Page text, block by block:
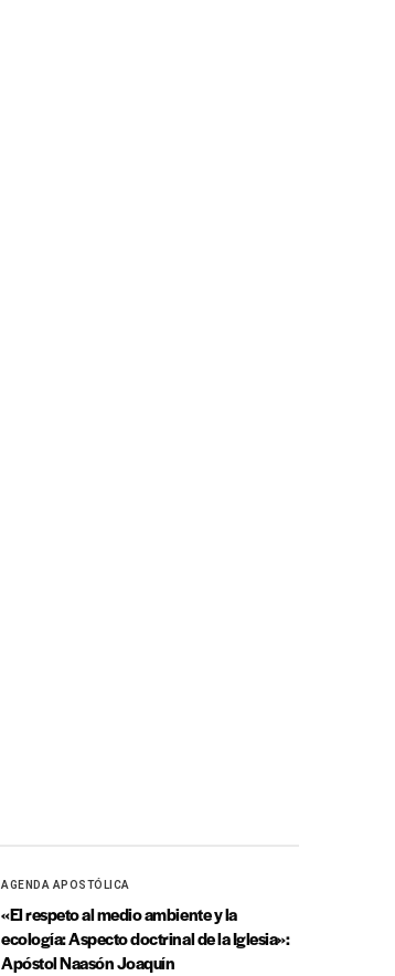
AGENDA APOSTÓLICA
«El respeto al medio ambiente y la
ecología: Aspecto doctrinal de la Iglesia»:
Apóstol Naasón Joaquín